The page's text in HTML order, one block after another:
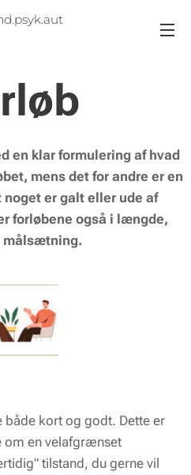
en klar formulering af hvad
mens det for andre er en
er galt eller ude af
forløbene også i længde,
målsætning.
kort og godt. Dette er
om en velafgrænset
tilstand, du gerne vil